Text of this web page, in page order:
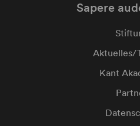
Sapere
Aktuelles/
Kant